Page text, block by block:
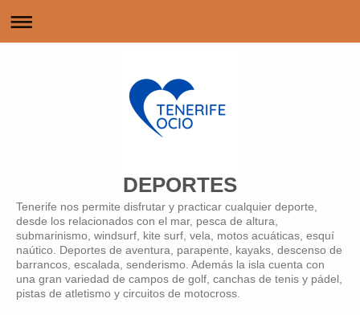
DEPORTES
Tenerife nos permite disfrutar y practicar cualquier deporte,
desde los relacionados con el mar, pesca de altura,
submarinismo, windsurf, kite surf, vela, motos acuáticas, esquí
naútico. Deportes de aventura, parapente, kayaks, descenso de
barrancos, escalada, senderismo. Además la isla cuenta con
una gran variedad de campos de golf, canchas de tenis y pádel,
pistas de atletismo y circuitos de motocross.